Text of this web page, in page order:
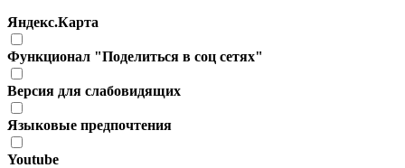
Яндекс.Карта
Функционал "Поделиться в соц сетях"
Версия для слабовидящих
Языковые предпочтения
Youtube